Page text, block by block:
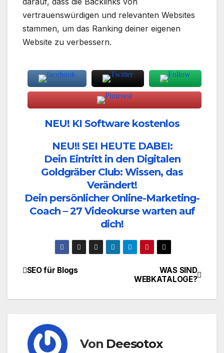
vertrauenswürdigen und relevanten Websites
stammen, um das Ranking deiner eigenen
Website zu verbessern.
NEU! KI Software kostenlos
NEU!! SEI HEUTE DABEI:
Dein Eintritt in den Digitalen
Goldgräber Club: Wissen, das
Verändert!
Dein persönlicher Online-Marketing-
Coach – 27 Videokurse warten auf
dich!
BeitragsnavigationWAS SIND
WEBKATALOGE?
SEO für Blogs
Von Deesotox